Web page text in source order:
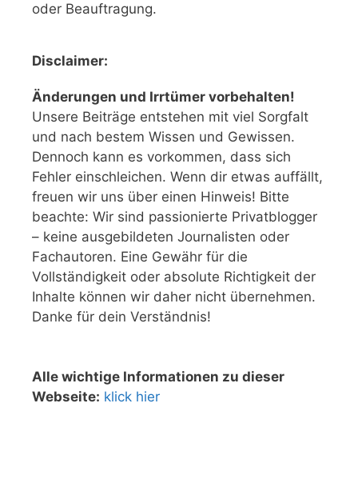
oder Beauftragung.
Disclaimer:
Änderungen und Irrtümer vorbehalten!
Unsere Beiträge entstehen mit viel Sorgfalt
und nach bestem Wissen und Gewissen.
Dennoch kann es vorkommen, dass sich
Fehler einschleichen. Wenn dir etwas auffällt,
freuen wir uns über einen Hinweis! Bitte
beachte: Wir sind passionierte Privatblogger
– keine ausgebildeten Journalisten oder
Fachautoren. Eine Gewähr für die
Vollständigkeit oder absolute Richtigkeit der
Inhalte können wir daher nicht übernehmen.
Danke für dein Verständnis!
Alle wichtige Informationen zu dieser
Webseite: klick hier